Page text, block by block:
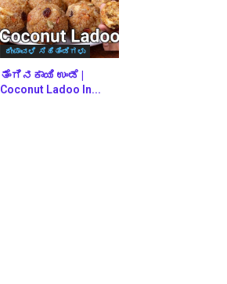
ದೀಪಾವಳಿ ಸಿಹಿತಿಂಡಿಗಳು
ತೆಂಗಿನಕಾಯಿ ಉಂಡೆ |
Coconut Ladoo In...